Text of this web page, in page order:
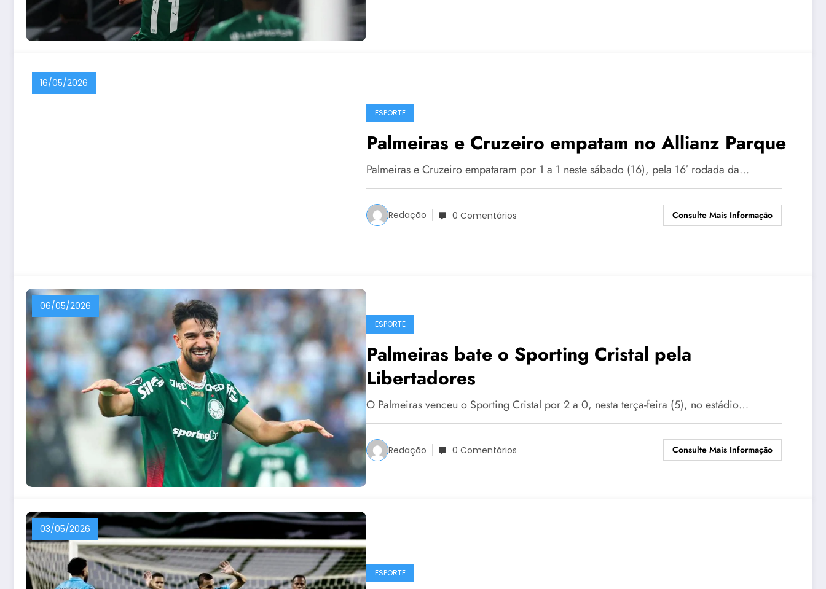
16/05/2026
ESPORTE
Palmeiras e Cruzeiro empatam no Allianz Parque
Palmeiras e Cruzeiro empataram por 1 a 1 neste sábado (16), pela 16ª rodada da…
Redação 0 Comentários Consulte Mais Informação
06/05/2026
ESPORTE
Palmeiras bate o Sporting Cristal pela
Libertadores
O Palmeiras venceu o Sporting Cristal por 2 a 0, nesta terça-feira (5), no estádio…
Redação 0 Comentários Consulte Mais Informação
03/05/2026
ESPORTE